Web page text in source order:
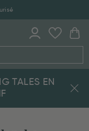
TALES EN